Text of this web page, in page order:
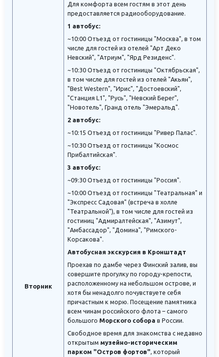
Вторник
Для комфорта всем гостям в этот день
предоставляется радиооборудование.
1 автобус:
~10:00 Отъезд от гостиницы "Москва", в том
числе для гостей из отелей "Арт Деко
Невский", "Атриум", "Ярд Резиденс".
~10:30 Отъезд от гостиницы "Октябрьская",
в том числе для гостей из отелей "Акьян",
"Best Western", "Ирис", "Достоевский",
"Станция L1", "Русь", "Невский Берег",
"Новотель", Гранд отель "Эмеральд".
2 автобус:
~10:15 Отъезд от гостиницы "Ривер Палас".
~10:30 Отъезд от гостиницы "Космос
Прибалтийская".
3 автобус:
~09:30 Отъезд от гостиницы "Россия".
~10:00 Отъезд от гостиницы "Театральная" и
"Экспресс Садовая" (встреча в холле
"Театральной"), в том числе для гостей из
гостиниц "Адмиралтейская", "Азимут",
"Амбассадор", "Домина", "Римского-
Корсакова".
Автобусная экскурсия в Кронштадт
Проехав по дамбе через Финский залив, вы
совершите прогулку по городу-крепости,
расположенному на небольшом острове, и
хотя бы ненадолго почувствуете себя
причастным к морю. Посещение памятника
всем чинам российского флота – самого
большого Морского собора в России.
Свободное время для знакомства с недавно
открытым музейно-историческим
парком "Остров фортов", который